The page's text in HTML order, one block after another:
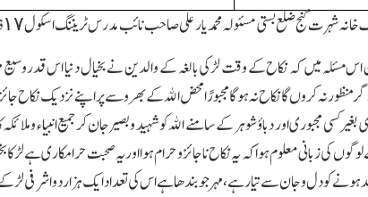
شہرت گنج ضلع بستی مسئولہ محمد یار علی صاحب نائب مدرس ٹریننگ اسکول ١٧ذی الحجہ ١٣٣٩ھ
اس مسئلہ میں کہ نکاح کے وقت لڑکی بالغہ کے والدین نے بخیال دنیا اس قدر وسیع
نہ کروں گا نکاح نہ ہوگا مجبورًا محض اﷲ کے بھروسے پر اپنے نزدیك نکاح جائز
کسی مجبوری اور دباؤ شوہر کے سامنے اﷲکو شہید وبصیرجان کر جمیع انبیاء
کی زبانی معلوم ہوا کہ یہ نکاح ناجائز و حرام ہوا اور یہ صحبت حرامکاری
ہونے کو دل وجان سے تیار ہے، مہر جو بندھا ہے اس کی تعداد ایك ہزار دو اشرفی